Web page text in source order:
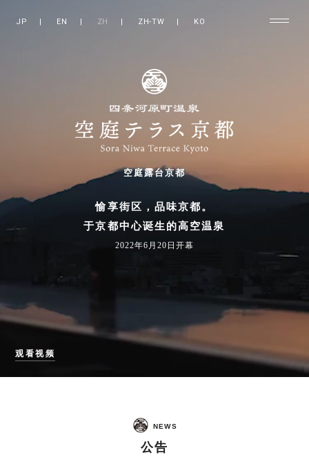
JP | EN | ZH | ZH-TW | KO
空庭露台京都
愉享街区，品味京都。
于京都中心诞生的高空温泉
2022年6月20日开幕
观看视频
NEWS
公告